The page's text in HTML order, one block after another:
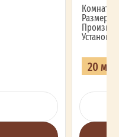
Комнат: 2
Размеры:
20 м